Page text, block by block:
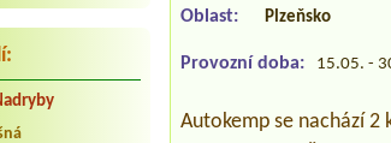
Oblast: Plzeňsko
Provozní doba: 15.05. -
Autokemp se nachází